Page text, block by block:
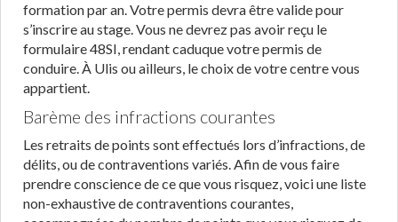
formation par an. Votre permis devra être valide pour
s’inscrire au stage. Vous ne devrez pas avoir reçu le
formulaire 48SI, rendant caduque votre permis de
conduire. À Ulis ou ailleurs, le choix de votre centre vous
appartient.
Barème des infractions courantes
Les retraits de points sont effectués lors d’infractions, de
délits, ou de contraventions variés. Afin de vous faire
prendre conscience de ce que vous risquez, voici une liste
non-exhaustive de contraventions courantes,